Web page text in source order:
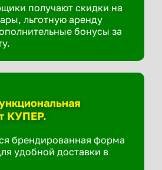
получают скидки на
льготную аренду
бонусы за
КУПЕР.
брендированная форма
удобной доставки в